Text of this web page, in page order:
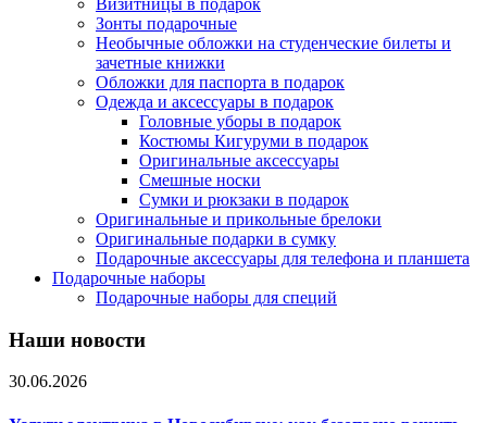
Визитницы в подарок
Зонты подарочные
Необычные обложки на студенческие билеты и
зачетные книжки
Обложки для паспорта в подарок
Одежда и аксессуары в подарок
Головные уборы в подарок
Костюмы Кигуруми в подарок
Оригинальные аксессуары
Смешные носки
Сумки и рюкзаки в подарок
Оригинальные и прикольные брелоки
Оригинальные подарки в сумку
Подарочные аксессуары для телефона и планшета
Подарочные наборы
Подарочные наборы для специй
Наши новости
30.06.2026